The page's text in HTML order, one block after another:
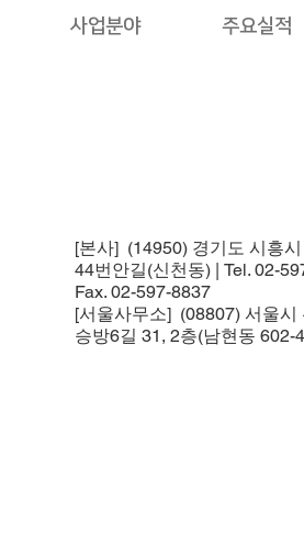
사업분야 주요실적
[본사] (14950) 경기도 시흥
44번안길(신천동) | Tel. 02-
Fax. 02-597-8837
[서울사무소] (08807) 서울시
승방6길 31, 2층(남현동 602-